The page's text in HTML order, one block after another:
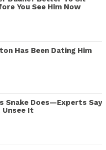
You See Him Now
Has Been Dating Him
Snake Does—Experts Say
Unsee It